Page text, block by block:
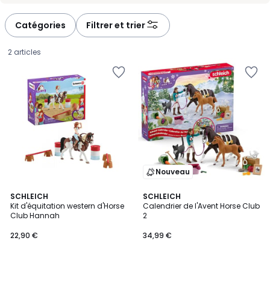
Catégories Filtrer et trier
2 articles
SCHLEICH
Kit d'équitation western d'Horse
Club Hannah
€.
22,90 €
Nouveau
SCHLEICH
Calendrier de l'Avent Horse Club
2
34,99 €